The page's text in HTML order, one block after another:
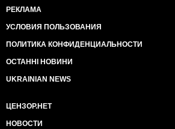
РЕКЛАМА
УСЛОВИЯ ПОЛЬЗОВАНИЯ
ПОЛИТИКА КОНФИДЕНЦИАЛЬНОСТИ
ОСТАННІ НОВИНИ
UKRAINIAN NEWS
ЦЕНЗОР.НЕТ
НОВОСТИ